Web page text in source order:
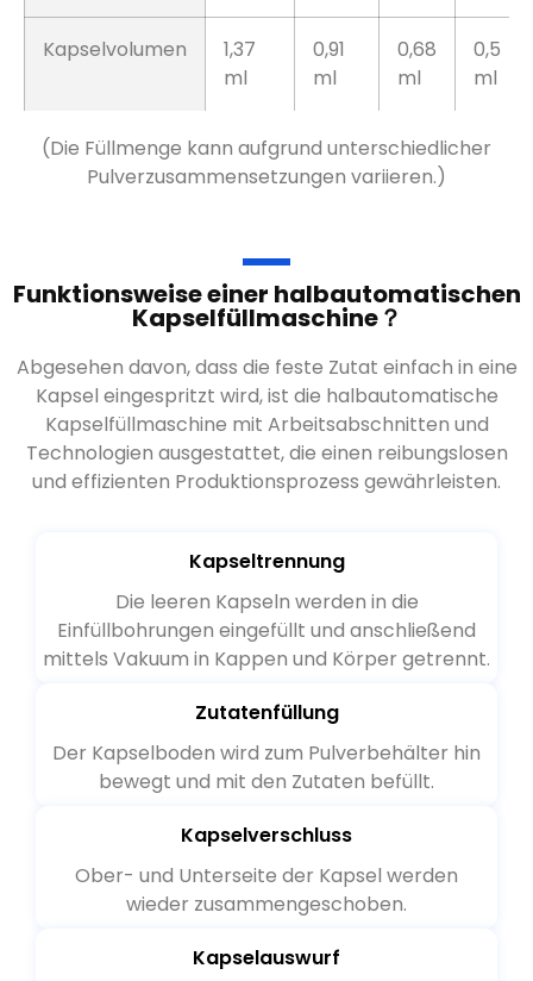
Kapselvolumen
1,37
ml
0,91
ml
0,68
ml
0,5
ml
(Die Füllmenge kann aufgrund unterschiedlicher
Pulverzusammensetzungen variieren.)
Funktionsweise einer halbautomatischen
Kapselfüllmaschine？
Abgesehen davon, dass die feste Zutat einfach in eine
Kapsel eingespritzt wird, ist die halbautomatische
Kapselfüllmaschine mit Arbeitsabschnitten und
Technologien ausgestattet, die einen reibungslosen
und effizienten Produktionsprozess gewährleisten.
Kapseltrennung
Die leeren Kapseln werden in die
Einfüllbohrungen eingefüllt und anschließend
mittels Vakuum in Kappen und Körper getrennt.
Zutatenfüllung
Der Kapselboden wird zum Pulverbehälter hin
bewegt und mit den Zutaten befüllt.
Kapselverschluss
Ober- und Unterseite der Kapsel werden
wieder zusammengeschoben.
Kapselauswurf